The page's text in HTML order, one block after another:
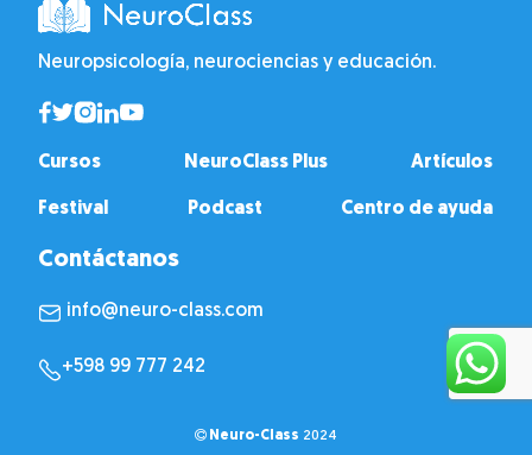
Neuropsicología, neurociencias y educación.
Cursos NeuroClass Plus Artículos
Festival Podcast Centro de ayuda
Contáctanos
info@neuro-class.com
+598 99 777 242
Neuro-Class 2024